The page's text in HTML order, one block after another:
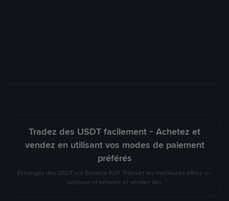
Tradez des USDT facilement - Achetez et
vendez en utilisant vos modes de paiement
préférés
Échangez des USDT sur Binance P2P. Trouvez les meilleures offres ci-
dessous et achetez et vendez des